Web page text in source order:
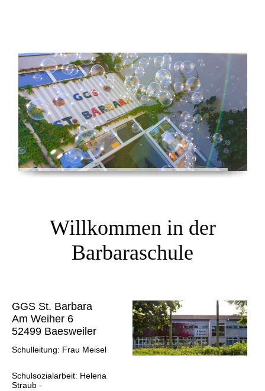
Willkommen in der
Barbaraschule
GGS St. Barbara
Am Weiher 6
52499 Baesweiler
Schulleitung: Frau Meisel
Schulsozialarbeit: Helena
Straub -